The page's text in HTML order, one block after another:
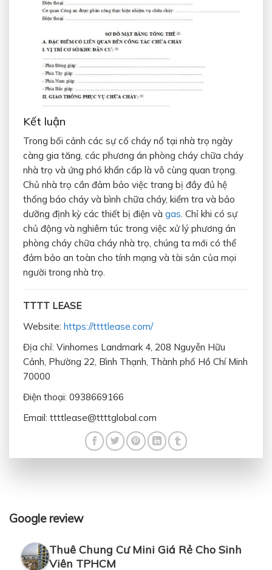
Kết luận
Trong bối cảnh các sự cố cháy nổ tại nhà trọ ngày
càng gia tăng, các phương án phòng cháy chữa cháy
nhà trọ và ứng phó khẩn cấp là vô cùng quan trọng.
Chủ nhà trọ cần đảm bảo việc trang bị đầy đủ hệ
thống báo cháy và bình chữa cháy, kiểm tra và bảo
dưỡng định kỳ các thiết bị điện và gas. Chỉ khi có sự
chủ động và nghiêm túc trong việc xử lý phương án
phòng cháy chữa cháy nhà trọ, chúng ta mới có thể
đảm bảo an toàn cho tính mạng và tài sản của mọi
người trong nhà trọ.
TTTT LEASE
Website: https://ttttlease.com/
Địa chỉ: Vinhomes Landmark 4, 208 Nguyễn Hữu
Cảnh, Phường 22, Bình Thạnh, Thành phố Hồ Chí Minh
70000
Điện thoại: 0938669166
Email: ttttlease@ttttglobal.com
Google review
Thuê Chung Cư Mini Giá Rẻ Cho Sinh
Viên TPHCM